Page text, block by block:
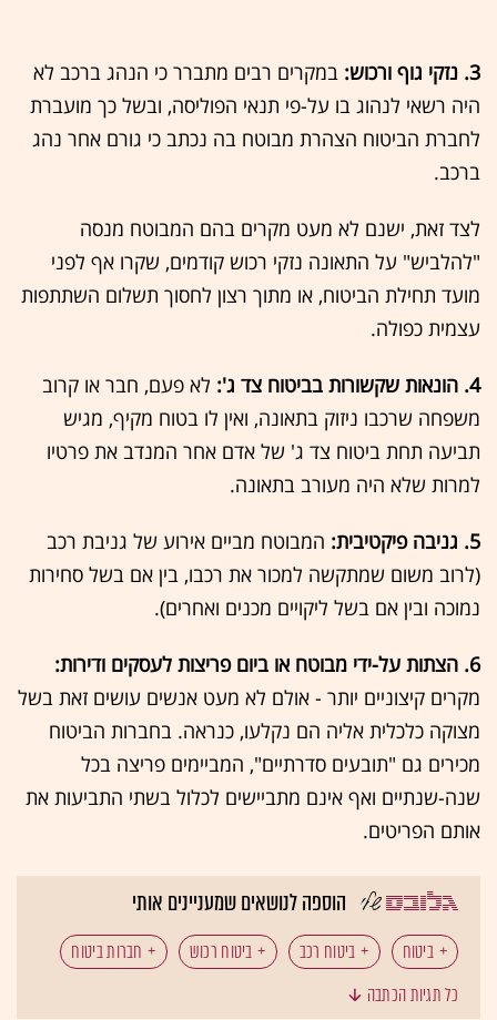
3. נזקי גוף ורכוש:
במקרים רבים מתברר כי הנהג ברכב לא
היה רשאי לנהוג בו על-פי תנאי הפוליסה, ובשל כך מועברת
לחברת הביטוח הצהרת מבוטח בה נכתב כי גורם אחר נהג
ברכב.
לצד זאת, ישנם לא מעט מקרים בהם המבוטח מנסה
"להלביש" על התאונה נזקי רכוש קודמים, שקרו אף לפני
מועד תחילת הביטוח, או מתוך רצון לחסוך תשלום השתתפות
עצמית כפולה.
4. הונאות שקשורות בביטוח צד ג':
לא פעם, חבר או קרוב
משפחה שרכבו ניזוק בתאונה, ואין לו בטוח מקיף, מגיש
תביעה תחת ביטוח צד ג' של אדם אחר המנדב את פרטיו
למרות שלא היה מעורב בתאונה.
5. גניבה פיקטיבית:
המבוטח מביים אירוע של גניבת רכב
(לרוב משום שמתקשה למכור את רכבו, בין אם בשל סחירות
נמוכה ובין אם בשל ליקויים מכנים ואחרים).
6. הצתות על-ידי מבוטח או ביום פריצות לעסקים ודירות:
מקרים קיצוניים יותר - אולם לא מעט אנשים עושים זאת בשל
מצוקה כלכלית אליה הם נקלעו, כנראה. בחברות הביטוח
מכירים גם "תובעים סדרתיים", המביימים פריצה בכל
שנה-שנתיים ואף אינם מתביישים לכלול בשתי התביעות את
אותם הפריטים.
הוספה לנושאים שמעניינים אותי
ביטוח ביטוח רכב ביטוח רכוש חברות ביטוח
תאונות דרכים
כל תגיות הכתבה